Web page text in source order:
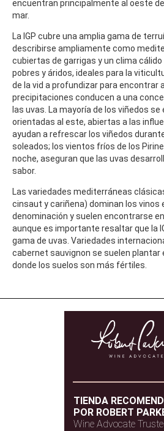
encuentran principalmente al oeste
mar.
La IGP cubre una amplia gama de
describirse ampliamente como
cubiertas de garrigas y un clima
pobres y áridos, ideales para la
de la vid a profundizar para encontrar
precipitaciones conducen a una
las uvas. La mayoría de los viñedos
orientadas al este, abiertas a las
ayudan a refrescar los viñedos
soleados; los vientos fríos de los
noche, aseguran que las uvas
sabor.
Las variedades mediterráneas
cinsaut y cariñena) dominan los vinos
denominación y suelen encontrarse
aunque es importante resaltar que la
gama de uvas. Variedades
cabernet sauvignon se suelen plantar
donde los suelos son más fértiles.
TIENDA
POR ROBERT
Wine Advocate